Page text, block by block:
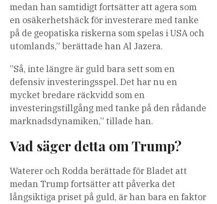
medan han samtidigt fortsätter att agera som
en osäkerhetshäck för investerare med tanke
på de geopatiska riskerna som spelas i USA och
utomlands,” berättade han Al Jazera.
”Så, inte längre är guld bara sett som en
defensiv investeringsspel. Det har nu en
mycket bredare räckvidd som en
investeringstillgång med tanke på den rådande
marknadsdynamiken,” tillade han.
Vad säger detta om Trump?
Waterer och Rodda berättade för Bladet att
medan Trump fortsätter att påverka det
långsiktiga priset på guld, är han bara en faktor